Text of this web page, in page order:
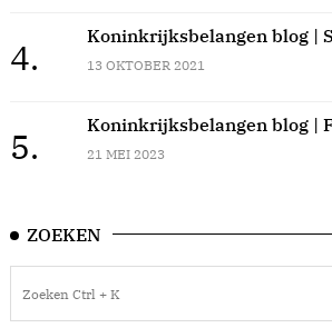
4.
Koninkrijksbelangen blog |
13 OKTOBER 2021
5.
Koninkrijksbelangen blog |
21 MEI 2023
ZOEKEN